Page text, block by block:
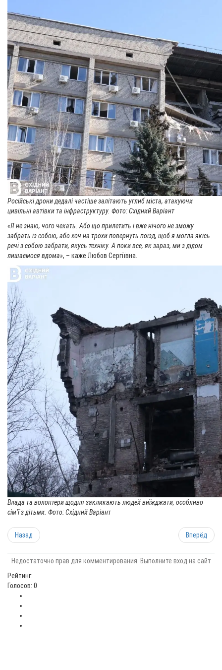
Російські дрони дедалі частіше залітають углиб міста, атакуючи
цивільні автівки та інфраструктуру. Фото: Східний Варіант
«Я не знаю, чого чекать. Або що прилетить і вже нічого не зможу
забрать із собою, або хоч на трохи повернуть поїзд, щоб я могла якісь
речі з собою забрати, якусь техніку. А поки все, як зараз, ми з дідом
лишаємося вдома», – каже Любов Сергіївна.
Влада та волонтери щодня закликають людей виїжджати, особливо
сім’ї з дітьми. Фото: Східний Варіант
Назад Вперёд
Недостаточно прав для комментирования. Выполните вход на сайт
Рейтинг:
Голосов: 0